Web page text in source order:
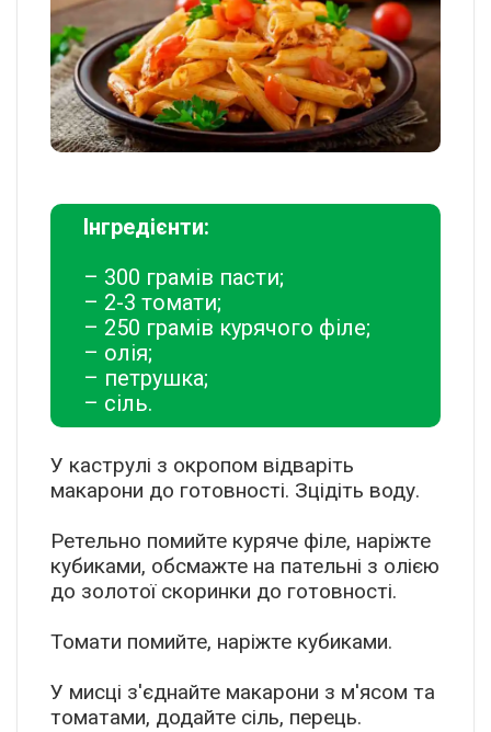
Інгредієнти:
– 300 грамів пасти;
– 2-3 томати;
– 250 грамів курячого філе;
– олія;
– петрушка;
– сіль.
У каструлі з окропом відваріть
макарони до готовності. Зцідіть воду.
Ретельно помийте куряче філе, наріжте
кубиками, обсмажте на пательні з олією
до золотої скоринки до готовності.
Томати помийте, наріжте кубиками.
У мисці з'єднайте макарони з м'ясом та
томатами, додайте сіль, перець.